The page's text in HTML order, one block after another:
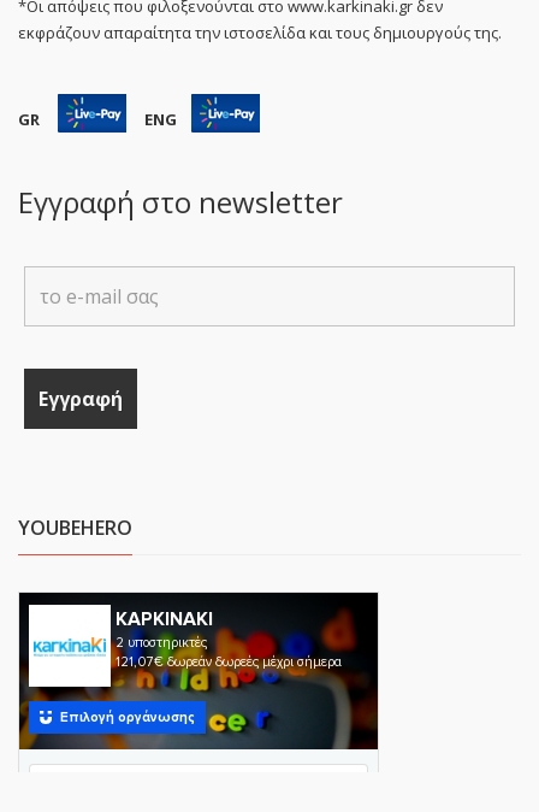
*Οι απόψεις που φιλοξενούνται στο www.karkinaki.gr δεν
εκφράζουν απαραίτητα την ιστοσελίδα και τους δημιουργούς της.
GR ENG
Εγγραφή στο newsletter
YOUBEHERO